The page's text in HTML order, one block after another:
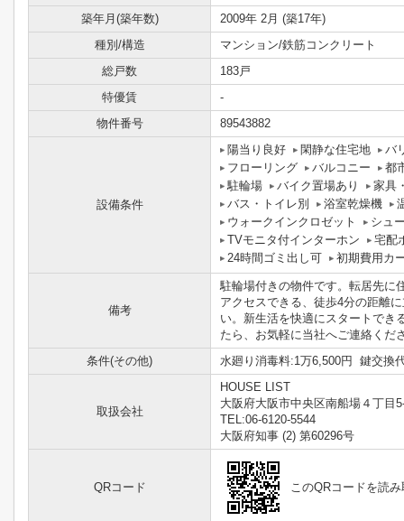
築年月(築年数)
2009年 2月 (築17年)
種別/構造
マンション/鉄筋コンクリート
総戸数
183戸
特優賃
-
物件番号
89543882
設備条件
陽当り良好 閑静な住宅地
バ
フローリング
バルコニー
都
駐輪場
バイク置場あり
家具
バス・トイレ別
浴室乾燥機
ウォークインクロゼット
シュ
TVモニタ付インターホン
宅配
24時間ゴミ出し可
初期費用カ
備考
駐輪場付きの物件です。転居先に
アクセスできる、徒歩4分の距離
い。新生活を快適にスタートでき
たら、お気軽に当社へご連絡くだ
条件(その他)
水廻り消毒料:1万6,500円 鍵交換
取扱会社
HOUSE LIST
大阪府大阪市中央区南船場４丁目
TEL:06-6120-5544
大阪府知事 (2) 第60296号
QRコード このQRコードを読